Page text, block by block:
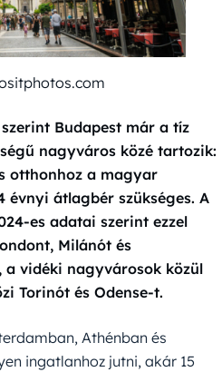
Budapest már a tíz
nagyváros közé tartozik:
otthonhoz a magyar
évnyi átlagbér szükséges. A
es adatai szerint ezzel
Milánót és
a vidéki nagyvárosok közül
Torinót és Odense-t.
Athénban és
ingatlanhoz jutni, akár 15